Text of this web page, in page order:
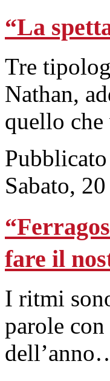
“La
Tre
Nathan,
quello
Sabato,
fare il
I ritmi
parole